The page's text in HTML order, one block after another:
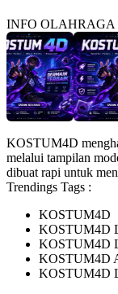
INFO OLAHRAGA
KOSTUM4D
melalui tampilan
dibuat rapi untuk
Trendings Tags :
KOSTUM4D
KOSTUM4D
KOSTUM4D
KOSTUM4D
KOSTUM4D